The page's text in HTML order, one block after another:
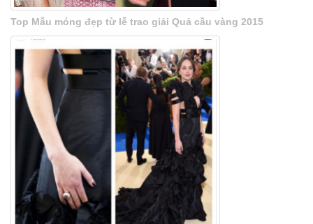
Top Mẫu móng đẹp từ lễ trao giải Quả cầu vàng 2015